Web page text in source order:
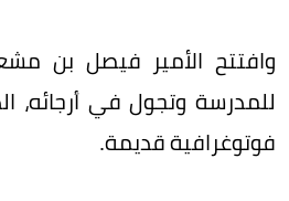
وافتتح الأمير فيصل بن
للمدرسة وتجول في
فوتوغرافية قديمة.